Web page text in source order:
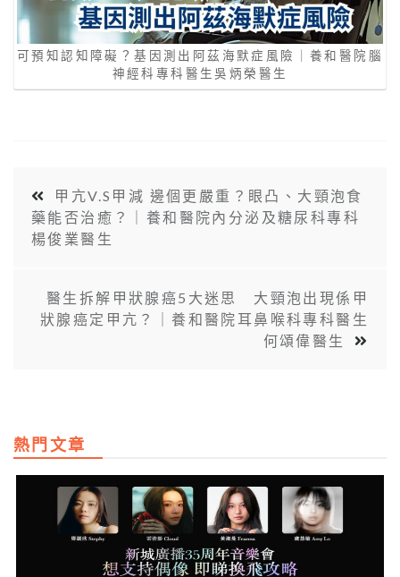
可預知認知障礙？基因測出阿茲海默症風險｜養和醫院腦
神經科專科醫生吳炳榮醫生
甲亢V.S甲減 邊個更嚴重？眼凸、大頸泡食
藥能否治癒？｜養和醫院內分泌及糖尿科專科
楊俊業醫生
醫生拆解甲狀腺癌5大迷思 大頸泡出現係甲
狀腺癌定甲亢？｜養和醫院耳鼻喉科專科醫生
何頌偉醫生
熱門文章